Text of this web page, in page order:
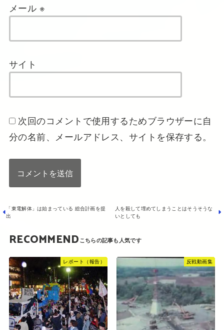
メール ※
サイト
次回のコメントで使用するためブラウザーに自
分の名前、メールアドレス、サイトを保存する。
人を殺して埋めてしまうことはそうそうな
いとしても
「東電解体」は始まっている 総合計画を提
出
RECOMMEND
レポート（報告） 反戦動画集